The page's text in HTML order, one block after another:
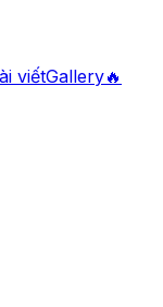
viếtGallery🔥